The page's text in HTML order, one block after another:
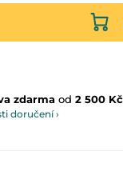
zdarma od 2 500 Kč
doručení ›